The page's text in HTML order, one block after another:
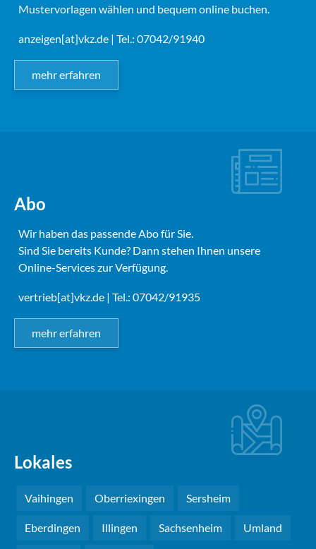
Mustervorlagen wählen und bequem online buchen.
anzeigen[at]vkz.de | Tel.: 07042/91940
mehr erfahren
Abo
Wir haben das passende Abo für Sie.
Sind Sie bereits Kunde? Dann stehen Ihnen unsere
Online-Services zur Verfügung.
vertrieb[at]vkz.de | Tel.: 07042/91935
mehr erfahren
Lokales
Vaihingen Oberriexingen Sersheim
Eberdingen Illingen Sachsenheim Umland